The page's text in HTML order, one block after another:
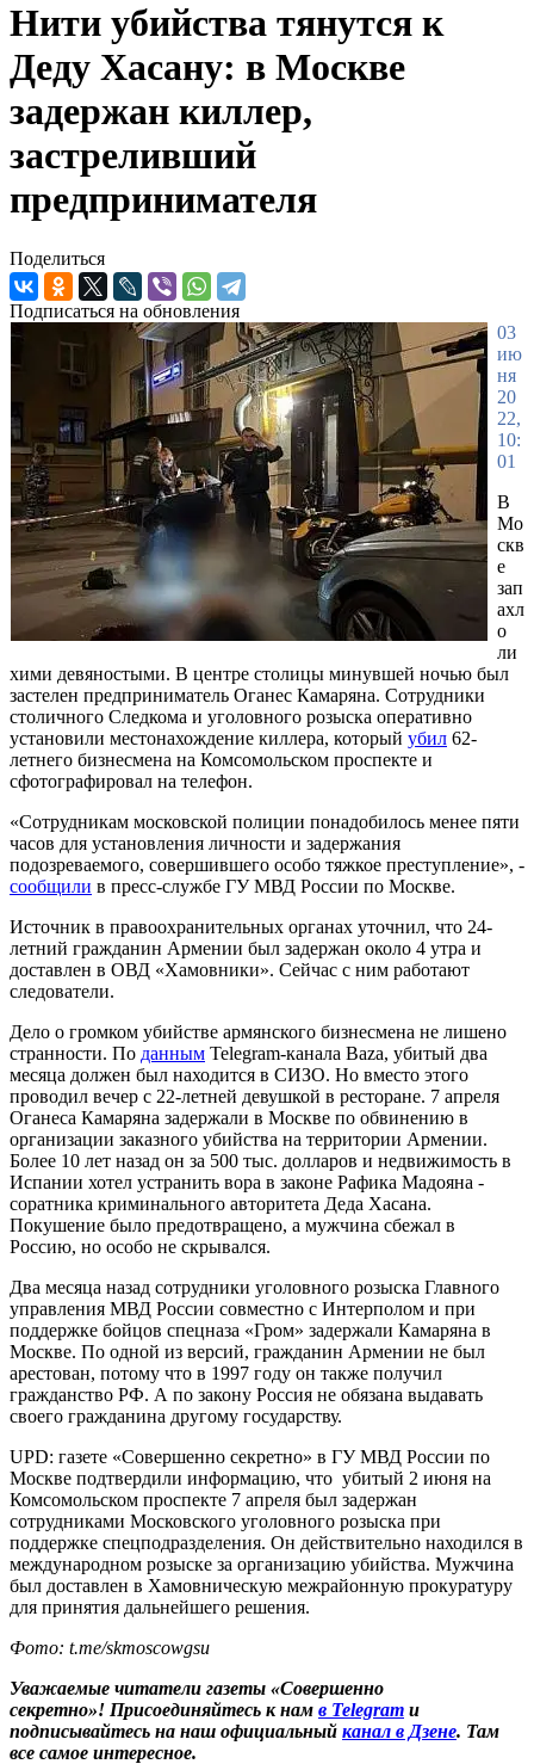
Нити убийства тянутся к
Деду Хасану: в Москве
задержан киллер,
застреливший
предпринимателя
Поделиться
Подписаться на обновления
03
ию
ня
20
22,
10:
01
В
Мо
скв
е
зап
ахл
о
ли
хими девяностыми. В центре столицы минувшей ночью был
застелен предприниматель Оганес Камаряна. Сотрудники
столичного Следкома и уголовного розыска оперативно
установили местонахождение киллера, который убил 62-
летнего бизнесмена на Комсомольском проспекте и
сфотографировал на телефон.
«Сотрудникам московской полиции понадобилось менее пяти
часов для установления личности и задержания
подозреваемого, совершившего особо тяжкое преступление», -
сообщили в пресс-службе ГУ МВД России по Москве.
Источник в правоохранительных органах уточнил, что 24-
летний гражданин Армении был задержан около 4 утра и
доставлен в ОВД «Хамовники». Сейчас с ним работают
следователи.
Дело о громком убийстве армянского бизнесмена не лишено
странности. По данным Telegram-канала Baza, убитый два
месяца должен был находится в СИЗО. Но вместо этого
проводил вечер с 22-летней девушкой в ресторане. 7 апреля
Оганеса Камаряна задержали в Москве по обвинению в
организации заказного убийства на территории Армении.
Более 10 лет назад он за 500 тыс. долларов и недвижимость в
Испании хотел устранить вора в законе Рафика Мадояна -
соратника криминального авторитета Деда Хасана.
Покушение было предотвращено, а мужчина сбежал в
Россию, но особо не скрывался.
Два месяца назад сотрудники уголовного розыска Главного
управления МВД России совместно с Интерполом и при
поддержке бойцов спецназа «Гром» задержали Камаряна в
Москве. По одной из версий, гражданин Армении не был
арестован, потому что в 1997 году он также получил
гражданство РФ. А по закону Россия не обязана выдавать
своего гражданина другому государству.
UPD: газете «Совершенно секретно» в ГУ МВД России по
Москве подтвердили информацию, что убитый 2 июня на
Комсомольском проспекте 7 апреля был задержан
сотрудниками Московского уголовного розыска при
поддержке спецподразделения. Он действительно находился в
международном розыске за организацию убийства. Мужчина
был доставлен в Хамовническую межрайонную прокуратуру
для принятия дальнейшего решения.
Фото: t.me/skmoscowgsu
Уважаемые читатели газеты «Совершенно
секретно»! Присоединяйтесь к нам в Telegram и
подписывайтесь на наш официальный канал в Дзене. Там
все самое интересное.